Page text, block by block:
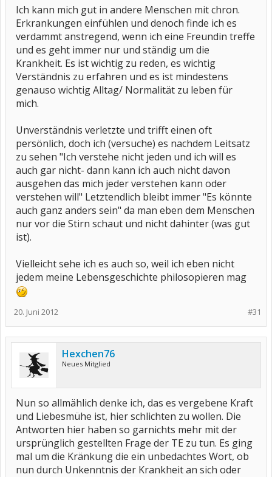
Ich kann mich gut in andere Menschen mit chron.
Erkrankungen einfühlen und denoch finde ich es
verdammt anstregend, wenn ich eine Freundin treffe
und es geht immer nur und ständig um die
Krankheit. Es ist wichtig zu reden, es wichtig
Verständnis zu erfahren und es ist mindestens
genauso wichtig Alltag/ Normalität zu leben für
mich.
Unverständnis verletzte und trifft einen oft
persönlich, doch ich (versuche) es nachdem Leitsatz
zu sehen "Ich verstehe nicht jeden und ich will es
auch gar nicht- dann kann ich auch nicht davon
ausgehen das mich jeder verstehen kann oder
verstehen will" Letztendlich bleibt immer "Es könnte
auch ganz anders sein" da man eben dem Menschen
nur vor die Stirn schaut und nicht dahinter (was gut
ist).
Vielleicht sehe ich es auch so, weil ich eben nicht
jedem meine Lebensgeschichte philosopieren mag
#31
20. Juni 2012
Hexchen76
Neues Mitglied
Nun so allmählich denke ich, das es vergebene Kraft
und Liebesmühe ist, hier schlichten zu wollen. Die
Antworten hier haben so garnichts mehr mit der
ursprünglich gestellten Frage der TE zu tun. Es ging
mal um die Kränkung die ein unbedachtes Wort, ob
nun durch Unkenntnis der Krankheit an sich oder